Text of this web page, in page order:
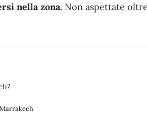
nella zona. Non aspettate